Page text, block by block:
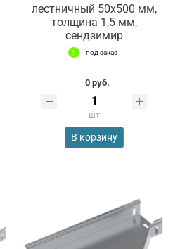
лестничный 50х500 мм,
толщина 1,5 мм,
сендзимир
под заказ
0 руб.
шт
В корзину